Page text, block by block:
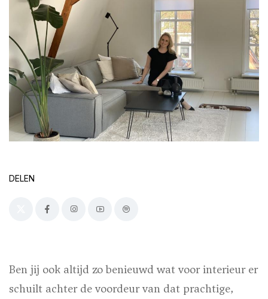
DELEN
Ben jij ook altijd zo benieuwd wat voor interieur er
schuilt achter de voordeur van dat prachtige,